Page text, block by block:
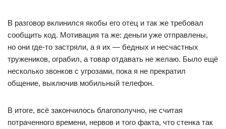
В разговор вклинился якобы его отец и так же требовал
сообщить код. Мотивация та же: деньги уже отправлены,
но они где-то застряли, а я их — бедных и несчастных
тружеников, ограбил, а товар отдавать не желаю. Было ещё
несколько звонков с угрозами, пока я не прекратил
общение, выключив мобильный телефон.
В итоге, всё закончилось благополучно, не считая
потраченного времени, нервов и того факта, что стенка так